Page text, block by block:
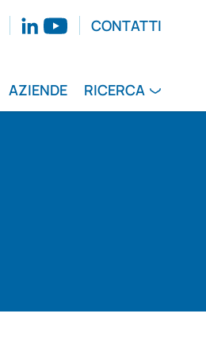
CONTATTI
AZIENDE RICERCA